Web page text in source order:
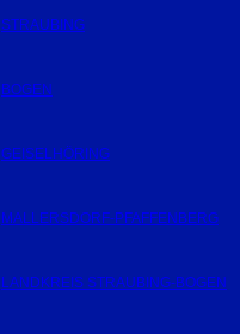
STRAUBING
BOGEN
GEISELHÖRING
MALLERSDORF-PFAFFENBERG
LANDKREIS STRAUBING-BOGEN